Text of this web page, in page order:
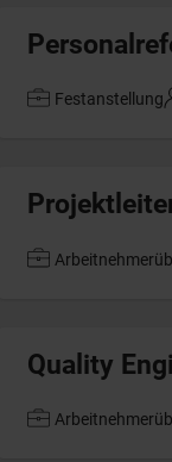
Festanstellung
Quality